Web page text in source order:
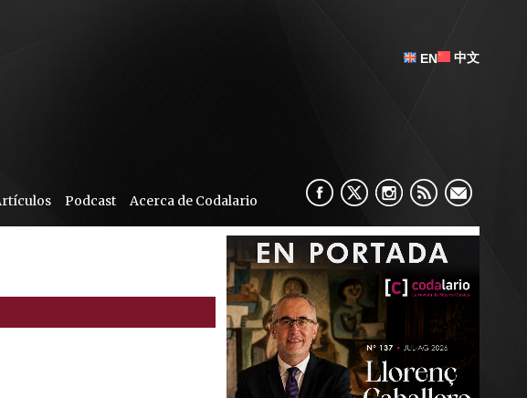
EN 中文
Podcast Acerca de Codalario